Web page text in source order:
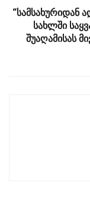
“სამსახურიდან
სახლში
შუაღამისას